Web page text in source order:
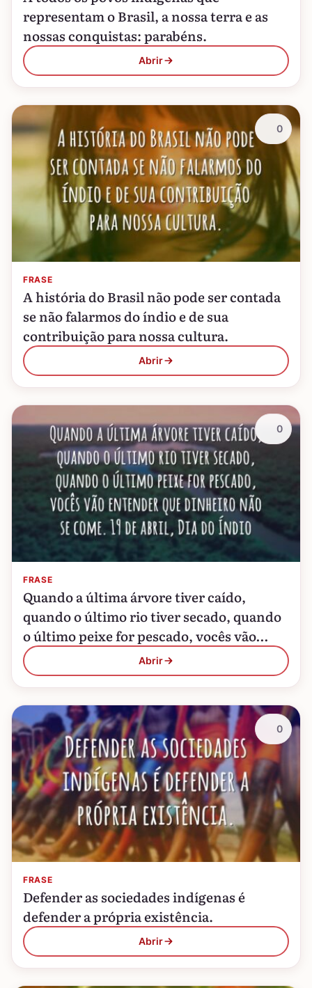
representam o Brasil, a nossa terra e as
nossas conquistas: parabéns.
Abrir
FRASE
A história do Brasil não pode ser contada
se não falarmos do índio e de sua
contribuição para nossa cultura.
Abrir
0
FRASE
Quando a última árvore tiver caído,
quando o último rio tiver secado, quando
o último peixe for pescado, vocês vão
entender que dinheiro não se come. 19
de…
Abrir
0
FRASE
Defender as sociedades indígenas é
defender a própria existência.
Abrir
0